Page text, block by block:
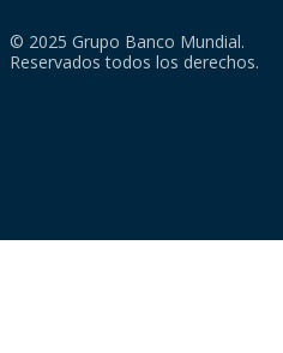
© 2025 Grupo Banco Mundial.
Reservados todos los derechos.